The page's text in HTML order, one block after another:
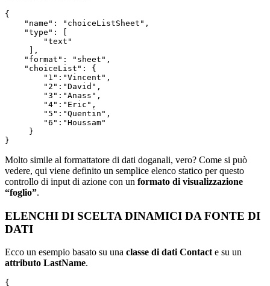
{
    "name": "choiceListSheet",
    "type": [
        "text"
     ],
    "format": "sheet",
    "choiceList": {
        "1":"Vincent",
        "2":"David",
        "3":"Anass",
        "4":"Eric",
        "5":"Quentin",
        "6":"Houssam"
     }
}
Molto simile al formattatore di dati doganali, vero? Come si può
vedere, qui viene definito un semplice elenco statico per questo
controllo di input di azione con un formato di visualizzazione
“foglio”.
ELENCHI DI SCELTA DINAMICI DA FONTE DI
DATI
Ecco un esempio basato su una classe di dati Contact e su un
attributo LastName.
{